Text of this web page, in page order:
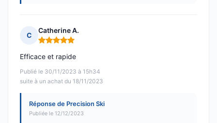
C
Catherine A.
Note : 5 sur 5
Publié le 30/11/2023 à 15h34
suite à un achat du 18/11/2023
Efficace et rapide
Réponse de Precision Ski
Publiée le 12/12/2023